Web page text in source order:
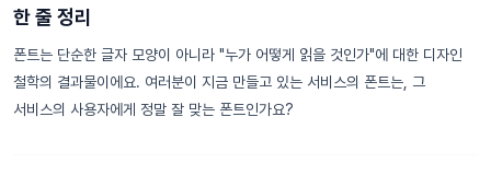
한 줄 정리
폰트는 단순한 글자 모양이 아니라 "누가 어떻게 읽을 것인가"에 대한 디자인
철학의 결과물이에요. 여러분이 지금 만들고 있는 서비스의 폰트는, 그
서비스의 사용자에게 정말 잘 맞는 폰트인가요?